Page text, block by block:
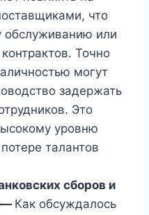
что
обслуживанию или
Точно
могут
задержать
Это
уровню
талантов
сборов и
— Как обсуждалось